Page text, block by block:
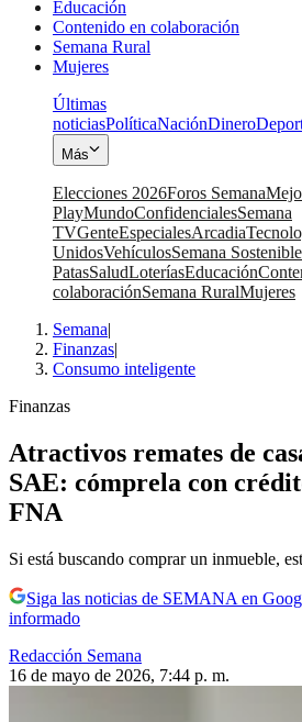
Educación
Contenido en colaboración
Semana Rural
Mujeres
Últimas
noticiasPolíticaNaciónDinero
Más
Elecciones 2026Foros Semana
PlayMundoConfidencialesSemana
TVGenteEspecialesArcadia
UnidosVehículosSemana Sostenible
PatasSaludLoteríasEducación
colaboraciónSemana RuralMujeres
Semana|
Finanzas|
Consumo inteligente
Finanzas
Atractivos remates de
SAE: cómprela con
FNA
Si está buscando comprar un inmueble,
Siga las noticias de SEMANA en
informado
Redacción Semana
16 de mayo de 2026, 7:44 p. m.